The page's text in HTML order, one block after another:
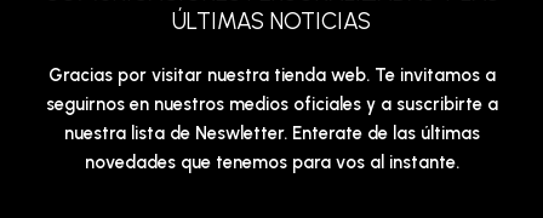
ÚLTIMAS NOTICIAS
Gracias por visitar nuestra tienda web. Te invitamos a
seguirnos en nuestros medios oficiales y a suscribirte a
nuestra lista de Neswletter. Enterate de las últimas
novedades que tenemos para vos al instante.